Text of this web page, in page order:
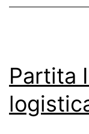
Partita